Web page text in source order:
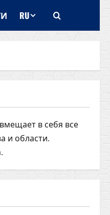
RU
в себя все
и области.